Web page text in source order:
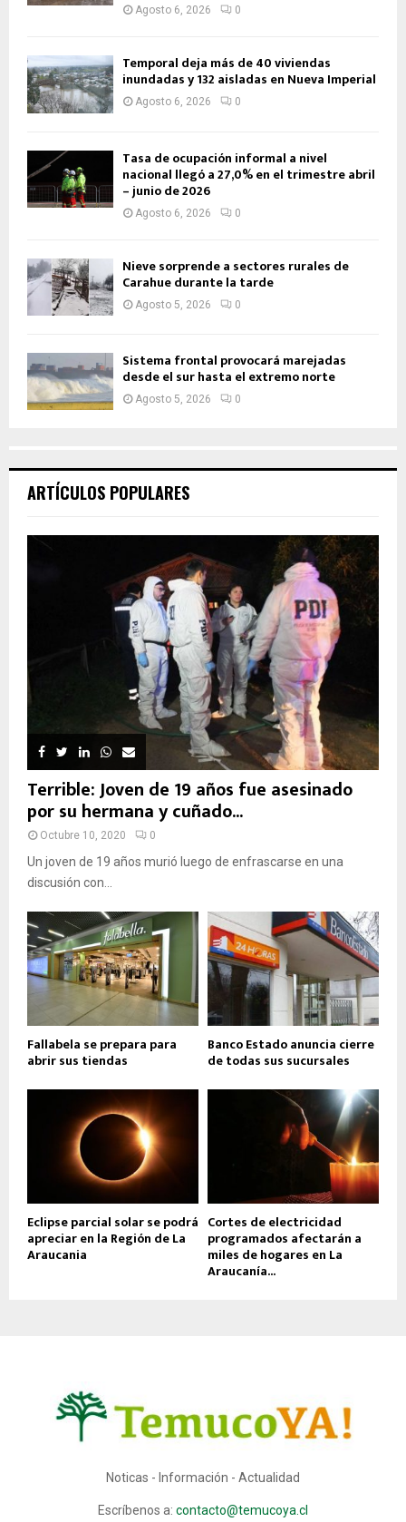
Agosto 6, 2026 0
Temporal deja más de 40 viviendas
inundadas y 132 aisladas en Nueva Imperial
Agosto 6, 2026 0
Tasa de ocupación informal a nivel
nacional llegó a 27,0% en el trimestre abril
– junio de 2026
Agosto 6, 2026 0
Nieve sorprende a sectores rurales de
Carahue durante la tarde
Agosto 5, 2026 0
Sistema frontal provocará marejadas
desde el sur hasta el extremo norte
Agosto 5, 2026 0
ARTÍCULOS POPULARES
Terrible: Joven de 19 años fue asesinado
por su hermana y cuñado...
Octubre 10, 2020 0
Un joven de 19 años murió luego de enfrascarse en una
discusión con...
Fallabela se prepara para
abrir sus tiendas
Banco Estado anuncia cierre
de todas sus sucursales
Eclipse parcial solar se podrá
apreciar en la Región de La
Araucania
Cortes de electricidad
programados afectarán a
miles de hogares en La
Araucanía...
Noticas - Información - Actualidad
Escríbenos a: contacto@temucoya.cl